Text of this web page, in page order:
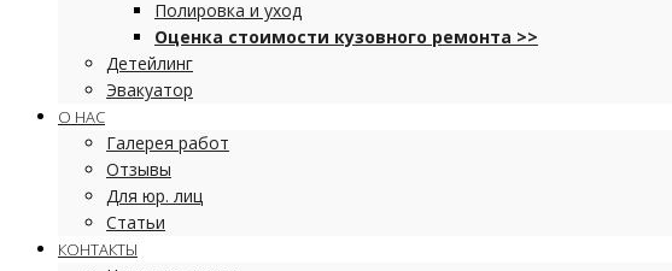
Полировка и уход
Оценка стоимости кузовного ремонта >>
Детейлинг
Эвакуатор
О НАС
Галерея работ
Отзывы
Для юр. лиц
Статьи
КОНТАКТЫ